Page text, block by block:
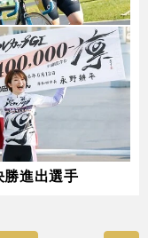
進出選手